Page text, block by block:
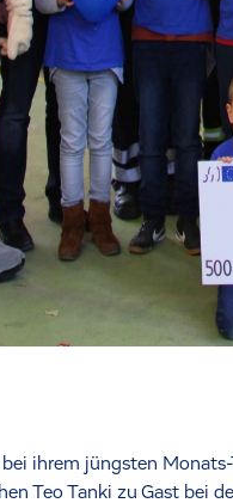
ihrem jüngsten
Teo Tanki zu Gast bei